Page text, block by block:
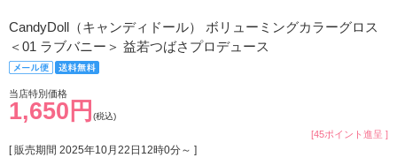
CandyDoll（キャンディドール） ボリューミングカラーグロス
＜01 ラブバニー＞ 益若つばさプロデュース
当店特別価格
1,650円 (税込)
[45ポイント進呈 ]
[ 販売期間 2025年10月22日12時0分～ ]